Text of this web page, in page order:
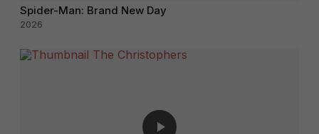
Spider-Man: Brand New Day
2026